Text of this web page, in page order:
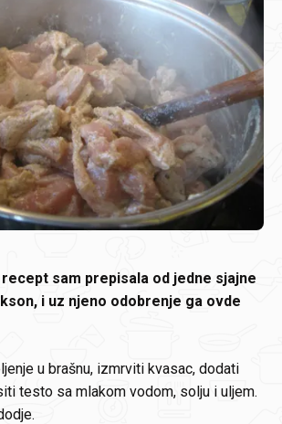
sam prepisala od jedne sjajne
i uz njeno odobrenje ga ovde
u brašnu, izmrviti kvasac, dodati
testo sa mlakom vodom, solju i uljem.